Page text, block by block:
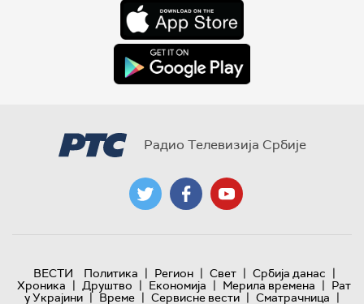
Радио Телевизија Србије
ВЕСТИ Политика | Регион | Свет | Србија данас |
Хроника | Друштво | Економија | Мерила времена | Рат
у Украјини | Време | Сервисне вести | Сматрачница |